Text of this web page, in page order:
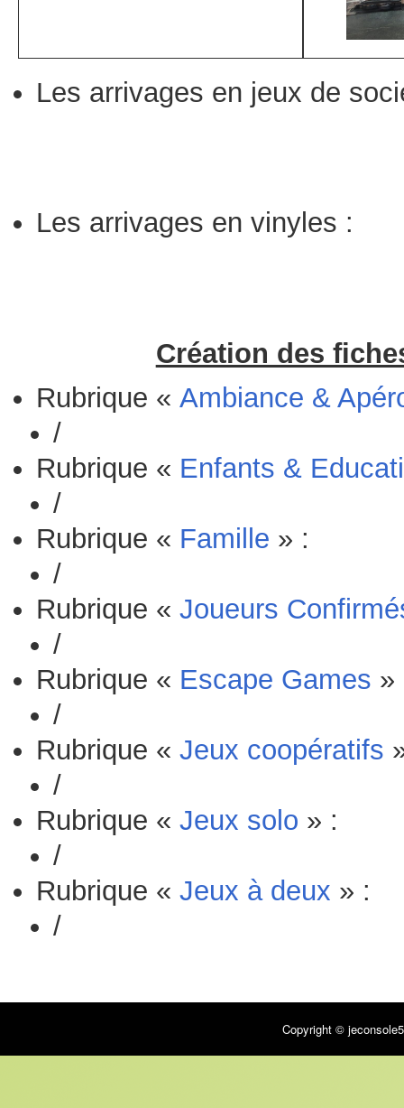
Les arrivages en jeux de
Les arrivages en vinyles :
Création des
Rubrique « Ambiance &
/
Rubrique « Enfants &
/
Rubrique « Famille » :
/
Rubrique « Joueurs
/
Rubrique « Escape Games »
/
Rubrique « Jeux coopératifs
/
Rubrique « Jeux solo » :
/
Rubrique « Jeux à deux » :
/
Copyright ©